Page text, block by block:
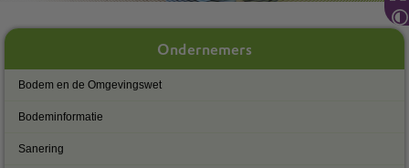
Ondernemers
Bodem en de Omgevingswet
Bodeminformatie
Sanering